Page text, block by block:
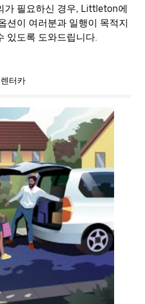
가 필요하신 경우, Littleton에
션이 여러분과 일행이 목적지
있도록 도와드립니다.
렌터카